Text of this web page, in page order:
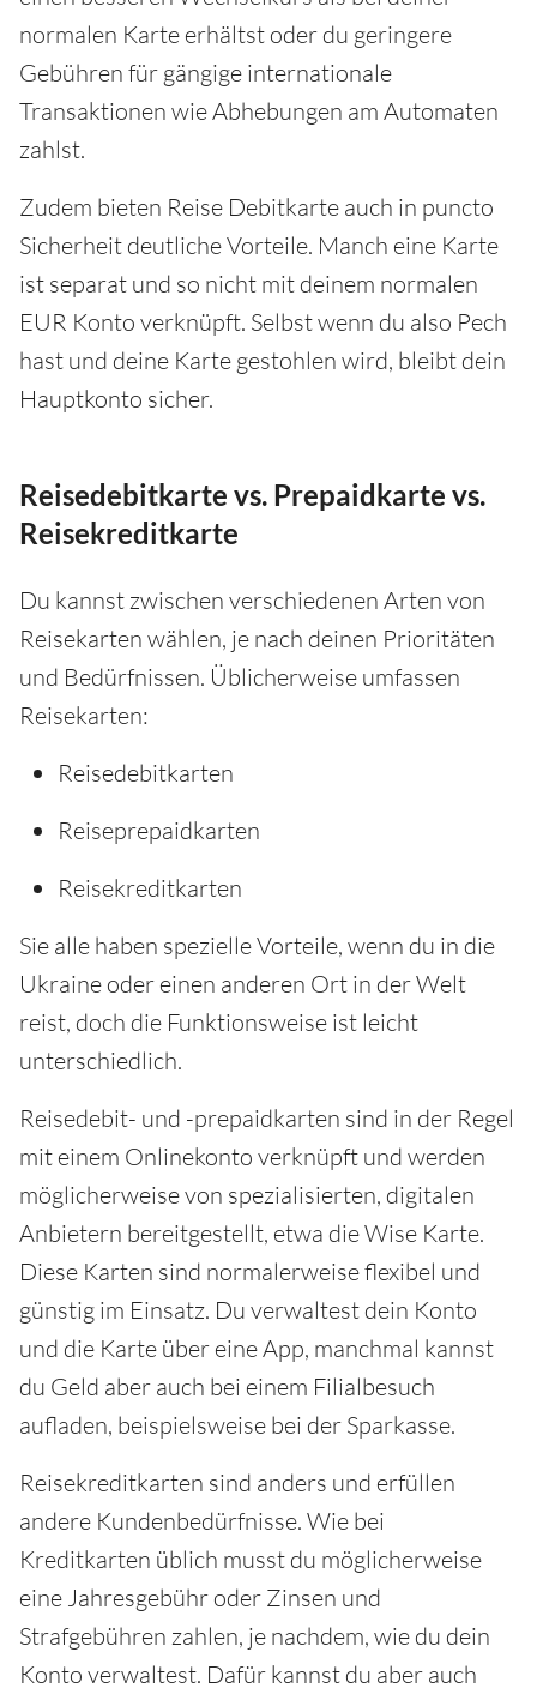
normalen Karte erhältst oder du geringere
Gebühren für gängige internationale
Transaktionen wie Abhebungen am Automaten
zahlst.
Zudem bieten Reise Debitkarte auch in puncto
Sicherheit deutliche Vorteile. Manch eine Karte
ist separat und so nicht mit deinem normalen
EUR Konto verknüpft. Selbst wenn du also Pech
hast und deine Karte gestohlen wird, bleibt dein
Hauptkonto sicher.
Reisedebitkarte vs. Prepaidkarte vs.
Reisekreditkarte
Du kannst zwischen verschiedenen Arten von
Reisekarten wählen, je nach deinen Prioritäten
und Bedürfnissen. Üblicherweise umfassen
Reisekarten:
Reisedebitkarten
Reiseprepaidkarten
Reisekreditkarten
Sie alle haben spezielle Vorteile, wenn du in die
Ukraine oder einen anderen Ort in der Welt
reist, doch die Funktionsweise ist leicht
unterschiedlich.
Reisedebit- und -prepaidkarten sind in der Regel
mit einem Onlinekonto verknüpft und werden
möglicherweise von spezialisierten, digitalen
Anbietern bereitgestellt, etwa die Wise Karte.
Diese Karten sind normalerweise flexibel und
günstig im Einsatz. Du verwaltest dein Konto
und die Karte über eine App, manchmal kannst
du Geld aber auch bei einem Filialbesuch
aufladen, beispielsweise bei der Sparkasse.
Reisekreditkarten sind anders und erfüllen
andere Kundenbedürfnisse. Wie bei
Kreditkarten üblich musst du möglicherweise
eine Jahresgebühr oder Zinsen und
Strafgebühren zahlen, je nachdem, wie du dein
Konto verwaltest. Dafür kannst du aber auch